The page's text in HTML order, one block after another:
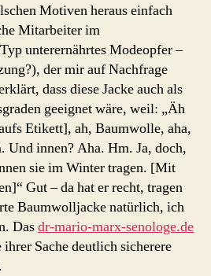
Motiven heraus einfach
Mitarbeiter im
unterernährtes Modeopfer –
der mir auf Nachfrage
dass diese Jacke auch als
geeignet wäre, weil: „Äh
Etikett], ah, Baumwolle, aha,
Und innen? Aha. Hm. Ja, doch,
sie im Winter tragen. [Mit
Gut – da hat er recht, tragen
Baumwolljacke natürlich, ich
Dasdr-mario-marx-senologe.de
Sache deutlich sicherere